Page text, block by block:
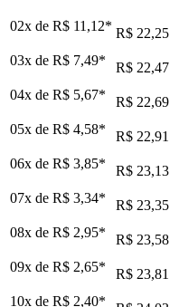
02x de R$ 11,12* R$ 22,25
03x de R$ 7,49*
R$ 22,47
04x de R$ 5,67*
R$ 22,69
05x de R$ 4,58*
R$ 22,91
06x de R$ 3,85*
R$ 23,13
07x de R$ 3,34*
R$ 23,35
08x de R$ 2,95*
R$ 23,58
09x de R$ 2,65*
R$ 23,81
10x de R$ 2,40*